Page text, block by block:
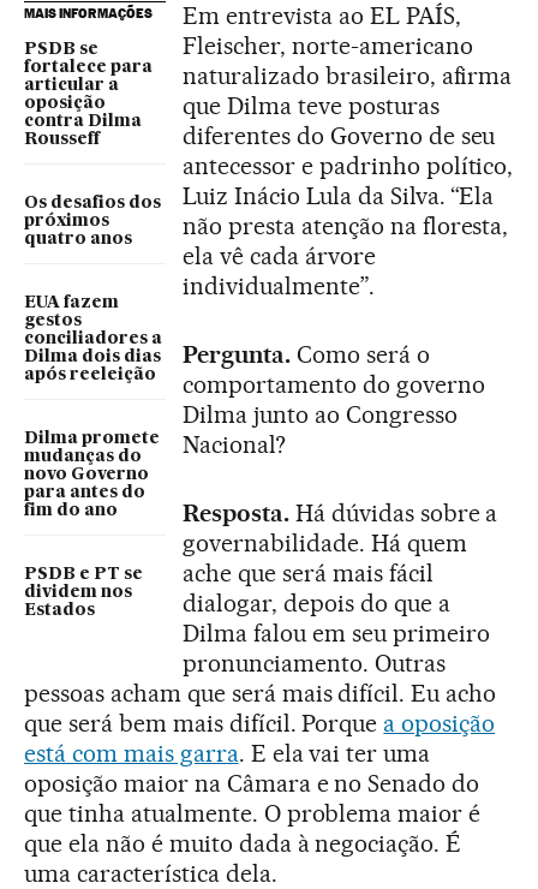
MAIS INFORMAÇÕES
PSDB se
fortalece para
articular a
oposição
contra Dilma
Rousseff
Os desafios dos
próximos
quatro anos
EUA fazem
gestos
conciliadores a
Dilma dois dias
após reeleição
Dilma promete
mudanças do
novo Governo
para antes do
fim do ano
PSDB e PT se
dividem nos
Estados
Em entrevista ao EL PAÍS,
Fleischer, norte-americano
naturalizado brasileiro, afirma
que Dilma teve posturas
diferentes do Governo de seu
antecessor e padrinho político,
Luiz Inácio Lula da Silva. “Ela
não presta atenção na floresta,
ela vê cada árvore
individualmente”.
Pergunta.Como será o
comportamento do governo
Dilma junto ao Congresso
Nacional?
Resposta. Há dúvidas sobre a
governabilidade. Há quem
ache que será mais fácil
dialogar, depois do que a
Dilma falou em seu primeiro
pronunciamento. Outras
pessoas acham que será mais difícil. Eu acho
que será bem mais difícil. Porque a oposição
está com mais garra. E ela vai ter uma
oposição maior na Câmara e no Senado do
que tinha atualmente. O problema maior é
que ela não é muito dada à negociação. É
uma característica dela.